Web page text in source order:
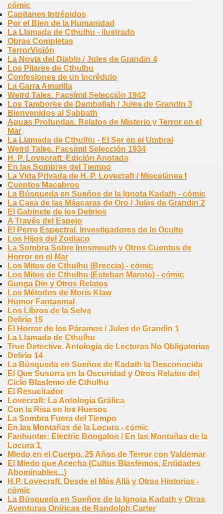
cómic
Capitanes Intrépidos
Por el Bien de la Humanidad
La Llamada de Cthulhu - ilustrado
Obras Completas
TerrorVisión
La Novia del Diablo / Jules de Grandin 4
Los Pilares de Cthulhu
Confesiones de un Incrédulo
La Garra Amarilla
Weird Tales. Facsímil Selección 1942
Los Tambores de Damballah / Jules de Grandin 3
Bienvenidos al Sabbath
Aguas Profundas. Relatos de Misterio y Terror en el
Mar
La Llamada de Cthulhu - El Ser en el Umbral
Weird Tales. Facsímil Selección 1934
H. P. Lovecraft. Edición Anotada
En las Sombras del Tiempo
La Vida Privada de H. P. Lovecraft / Miscelánea I
Cuentos Macabros
La Búsqueda en Sueños de la Ignota Kadath - cómic
La Casa de las Máscaras de Oro / Jules de Grandin 2
El Gabinete de los Delirios
A Través del Espejo
El Perro Espectral. Investigadores de lo Oculto
Los Hijos del Zodiaco
La Sombra Sobre Innsmouth y Otros Cuentos de
Horror en el Mar
Los Mitos de Cthulhu (Breccia) - cómic
Los Mitos de Cthulhu (Esteban Maroto) - cómic
Gunga Din y Otros Relatos
Los Métodos de Moris Klaw
Humor Fantasmal
Los Libros de la Selva
Delirio 15
El Horror de los Páramos / Jules de Grandin 1
La Llamada de Cthulhu
True Detective. Antología de Lecturas No Obligatorias
Delirio 14
La Búsqueda en Sueños de Kadath la Desconocida
El Que Susurra en la Oscuridad y Otros Relatos del
Ciclo Blasfemo de Cthulhu
El Resucitador
Lovecraft: La Antología Gráfica
Con la Risa en los Huesos
La Sombra Fuera del Tiempo
En las Montañas de la Locura - cómic
Fanhunter: Electric Boogaloo / En las Montañas de la
Locura 1
Miedo en el Cuerpo. 25 Años de Terror con Valdemar
El Miedo que Acecha (Cultos Blasfemos, Entidades
Abominables...)
H.P. Lovecraft. Desde el Más Allá y Otras Historias -
cómic
La Búsqueda en Sueños de la Ignota Kadath y Otras
Aventuras Oníricas de Randolph Carter